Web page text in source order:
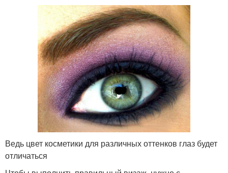
Ведь цвет косметики для различных оттенков глаз будет
отличаться